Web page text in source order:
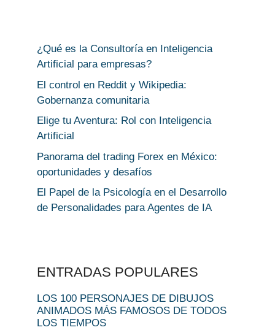
¿Qué es la Consultoría en Inteligencia
Artificial para empresas?
El control en Reddit y Wikipedia:
Gobernanza comunitaria
Elige tu Aventura: Rol con Inteligencia
Artificial
Panorama del trading Forex en México:
oportunidades y desafíos
El Papel de la Psicología en el Desarrollo
de Personalidades para Agentes de IA
ENTRADAS POPULARES
LOS 100 PERSONAJES DE DIBUJOS
ANIMADOS MÁS FAMOSOS DE TODOS
LOS TIEMPOS